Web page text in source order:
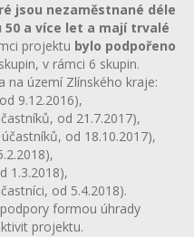
jsou nezaměstnané déle
50 a více let a mají trvalé
projektu bylo podpořeno
v rámci 6 skupin.
na území Zlínského kraje:
9.12.2016),
od 21.7.2017),
od 18.10.2017),
1.3.2018),
od 5.4.2018).
formou úhrady
projektu.